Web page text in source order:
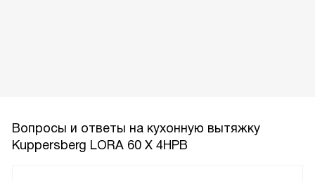
Вопросы и ответы на кухонную вытяжку
Kuppersberg LORA 60 X 4HPB